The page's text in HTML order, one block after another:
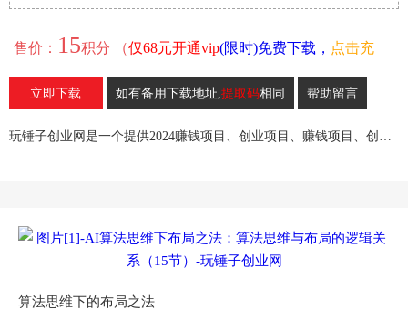
售价： 15积分 （仅68元开通vip(限时)免费下载， 点击充
）
立即下载 如有备用下载地址,提取码相同 帮助留言
玩锤子创业网是一个提供2024赚钱项目、创业项目、赚钱项目、创业赚钱教程、引流教程的创业网,欢迎来玩锤子创业网！
算法思维下的布局之法